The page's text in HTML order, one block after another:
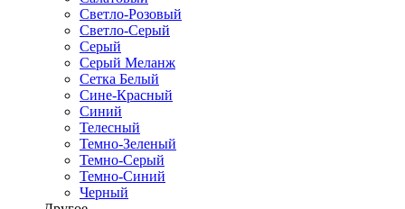
Светло-Розовый
Светло-Серый
Серый
Серый Меланж
Сетка Белый
Сине-Красный
Синий
Телесный
Темно-Зеленый
Темно-Серый
Темно-Синий
Черный